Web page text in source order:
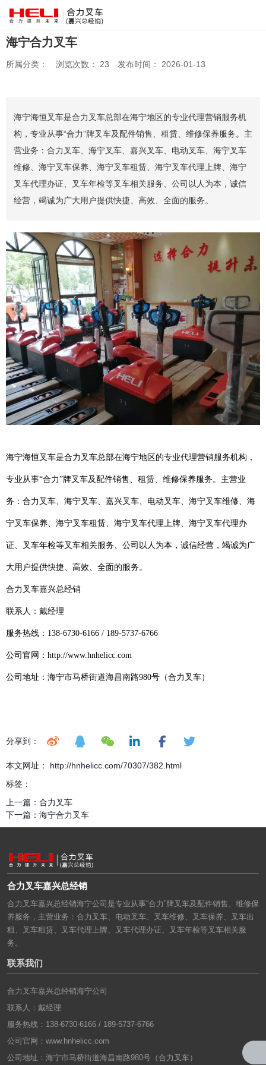
海宁合力叉车
所属分类： 浏览次数： 23 发布时间： 2026-01-13
海宁海恒叉车是合力叉车总部在海宁地区的专业代理营销服务机
构，专业从事“合力”牌叉车及配件销售、租赁、维修保养服务。主
营业务：合力叉车、海宁叉车、嘉兴叉车、电动叉车、海宁叉车
维修、海宁叉车保养、海宁叉车租赁、海宁叉车代理上牌、海宁
叉车代理办证、叉车年检等叉车相关服务、公司以人为本，诚信
经营，竭诚为广大用户提供快捷、高效、全面的服务。
海宁海恒叉车是合力叉车总部在海宁地区的专业代理营销服务机构，
专业从事“合力”牌叉车及配件销售、租赁、维修保养服务。主营业
务：合力叉车、海宁叉车、嘉兴叉车、电动叉车、海宁叉车维修、海
宁叉车保养、海宁叉车租赁、海宁叉车代理上牌、海宁叉车代理办
证、叉车年检等叉车相关服务、公司以人为本，诚信经营，竭诚为广
大用户提供快捷、高效、全面的服务。
合力叉车嘉兴总经销
联系人：戴经理
服务热线：138-6730-6166 / 189-5737-6766
公司官网：http://www.hnhelicc.com
公司地址：海宁市马桥街道海昌南路980号（合力叉车）
分享到：
本文网址： http://hnhelicc.com/70307/382.html
标签：
上一篇： 合力叉车
下一篇： 海宁合力叉车
合力叉车嘉兴总经销
合力叉车嘉兴总经销海宁公司是专业从事“合力”牌叉车及配件销售、维修保
养服务，主营业务：合力叉车、电动叉车、叉车维修、叉车保养、叉车出
租、叉车租赁、叉车代理上牌、叉车代理办证、叉车年检等叉车相关服
务。
联系我们
合力叉车嘉兴总经销海宁公司
联系人：戴经理
服务热线：138-6730-6166 / 189-5737-6766
公司官网： www.hnhelicc.com
公司地址：海宁市马桥街道海昌南路980号（合力叉车）